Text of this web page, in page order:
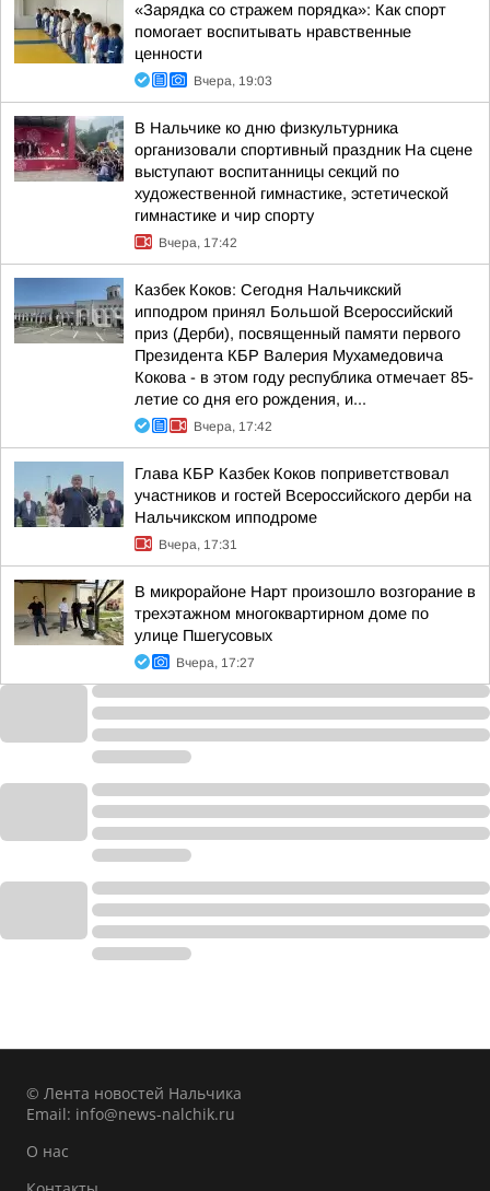
«Зарядка со стражем порядка»: Как спорт
помогает воспитывать нравственные
ценности
Вчера, 19:03
В Нальчике ко дню физкультурника
организовали спортивный праздник На сцене
выступают воспитанницы секций по
художественной гимнастике, эстетической
гимнастике и чир спорту
Вчера, 17:42
Казбек Коков: Сегодня Нальчикский
ипподром принял Большой Всероссийский
приз (Дерби), посвященный памяти первого
Президента КБР Валерия Мухамедовича
Кокова - в этом году республика отмечает 85-
летие со дня его рождения, и...
Вчера, 17:42
Глава КБР Казбек Коков поприветствовал
участников и гостей Всероссийского дерби на
Нальчикском ипподроме
Вчера, 17:31
В микрорайоне Нарт произошло возгорание в
трехэтажном многоквартирном доме по
улице Пшегусовых
Вчера, 17:27
© Лента новостей Нальчика
Email: info@news-nalchik.ru
О нас